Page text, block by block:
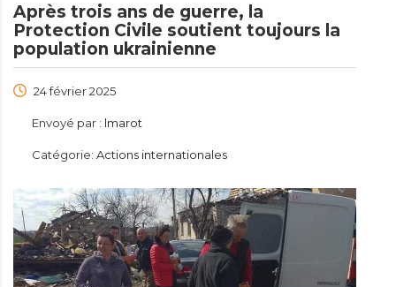
Après trois ans de guerre, la
Protection Civile soutient toujours la
population ukrainienne
24 février 2025
Envoyé par : lmarot
Catégorie: Actions internationales